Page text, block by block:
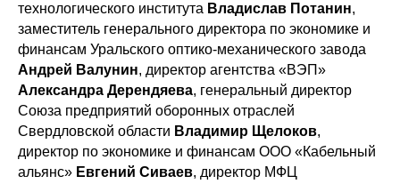
технологического института Владислав Потанин,
заместитель генерального директора по экономике и
финансам Уральского оптико-механического завода
Андрей Валунин, директор агентства «ВЭП»
Александра Дерендяева, генеральный директор
Союза предприятий оборонных отраслей
Свердловской области Владимир Щелоков,
директор по экономике и финансам ООО «Кабельный
альянс» Евгений Сиваев, директор МФЦ